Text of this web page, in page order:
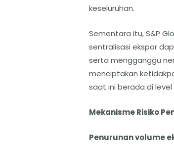
keseluruhan.
Sementara itu, S&P
sentralisasi ekspor
serta mengganggu
menciptakan
saat ini berada di level
Mekanisme Risiko
Penurunan volume